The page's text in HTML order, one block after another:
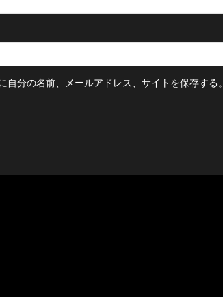
分の名前、メールアドレス、サイトを保存する。